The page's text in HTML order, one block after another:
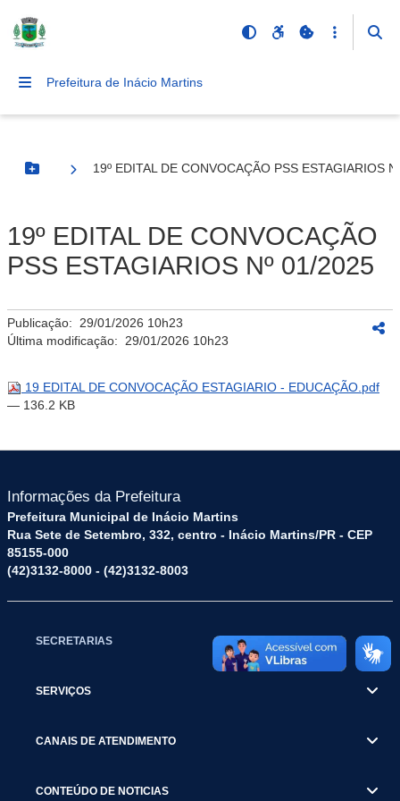
Prefeitura de Inácio Martins
Botão Menu
19º EDITAL DE CONVOCAÇÃO PSS ESTAGIARIOS
19º EDITAL DE CONVOCAÇÃO
PSS ESTAGIARIOS Nº 01/2025
Publicação: 29/01/2026 10h23
Última modificação: 29/01/2026 10h23
19 EDITAL DE CONVOCAÇÃO ESTAGIARIO - EDUCAÇÃO.pdf
— 136.2 KB
Informações da Prefeitura
Prefeitura Municipal de Inácio Martins
Rua Sete de Setembro, 332, centro - Inácio Martins/PR - CEP
85155-000
(42)3132-8000 - (42)3132-8003
SECRETARIAS
SERVIÇOS
CANAIS DE ATENDIMENTO
CONTEÚDO DE NOTICIAS